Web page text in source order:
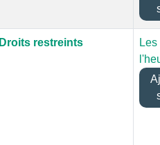
Droits restreints